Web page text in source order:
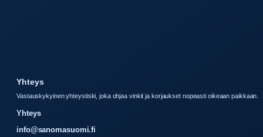
Yhteys
Vastauskykyinen yhteystiski, joka ohjaa vinkit ja korjaukset nopeasti oikeaan paikkaan.
Yhteys
info@sanomasuomi.fi